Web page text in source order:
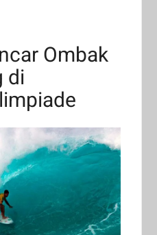
Ombak
di